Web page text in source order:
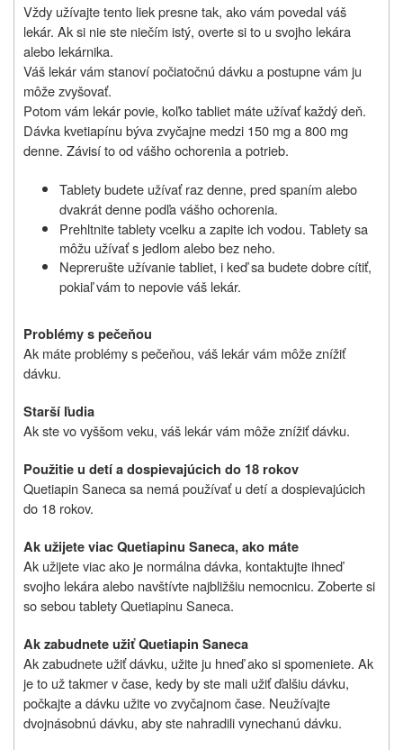
Vždy užívajte tento liek presne tak, ako vám povedal váš
lekár. Ak si nie ste niečím istý, overte si to u svojho lekára
alebo lekárnika.
Váš lekár vám stanoví počiatočnú dávku a postupne vám ju
môže zvyšovať.
Potom vám lekár povie, koľko tabliet máte užívať každý deň.
Dávka kvetiapínu býva zvyčajne medzi 150 mg a 800 mg
denne. Závisí to od vášho ochorenia a potrieb.
Tablety budete užívať raz denne, pred spaním alebo
dvakrát denne podľa vášho ochorenia.
Prehltnite tablety vcelku a zapite ich vodou. Tablety sa
môžu užívať s jedlom alebo bez neho.
Neprerušte užívanie tabliet, i keď sa budete dobre cítiť,
pokiaľ vám to nepovie váš lekár.
Problémy s pečeňou
Ak máte problémy s pečeňou, váš lekár vám môže znížiť
dávku.
Starší ľudia
Ak ste vo vyššom veku, váš lekár vám môže znížiť dávku.
Použitie u detí a dospievajúcich do 18 rokov
Quetiapin Saneca sa nemá používať u detí a dospievajúcich
do 18 rokov.
Ak užijete viac Quetiapinu Saneca, ako máte
Ak užijete viac ako je normálna dávka, kontaktujte ihneď
svojho lekára alebo navštívte najbližšiu nemocnicu. Zoberte si
so sebou tablety Quetiapinu Saneca.
Ak zabudnete užiť Quetiapin Saneca
Ak zabudnete užiť dávku, užite ju hneď ako si spomeniete. Ak
je to už takmer v čase, kedy by ste mali užiť ďalšiu dávku,
počkajte a dávku užite vo zvyčajnom čase. Neužívajte
dvojnásobnú dávku, aby ste nahradili vynechanú dávku.